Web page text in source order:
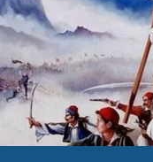
Σεμινάρια / Συνέδρια
Τεύχη Περιοδικών